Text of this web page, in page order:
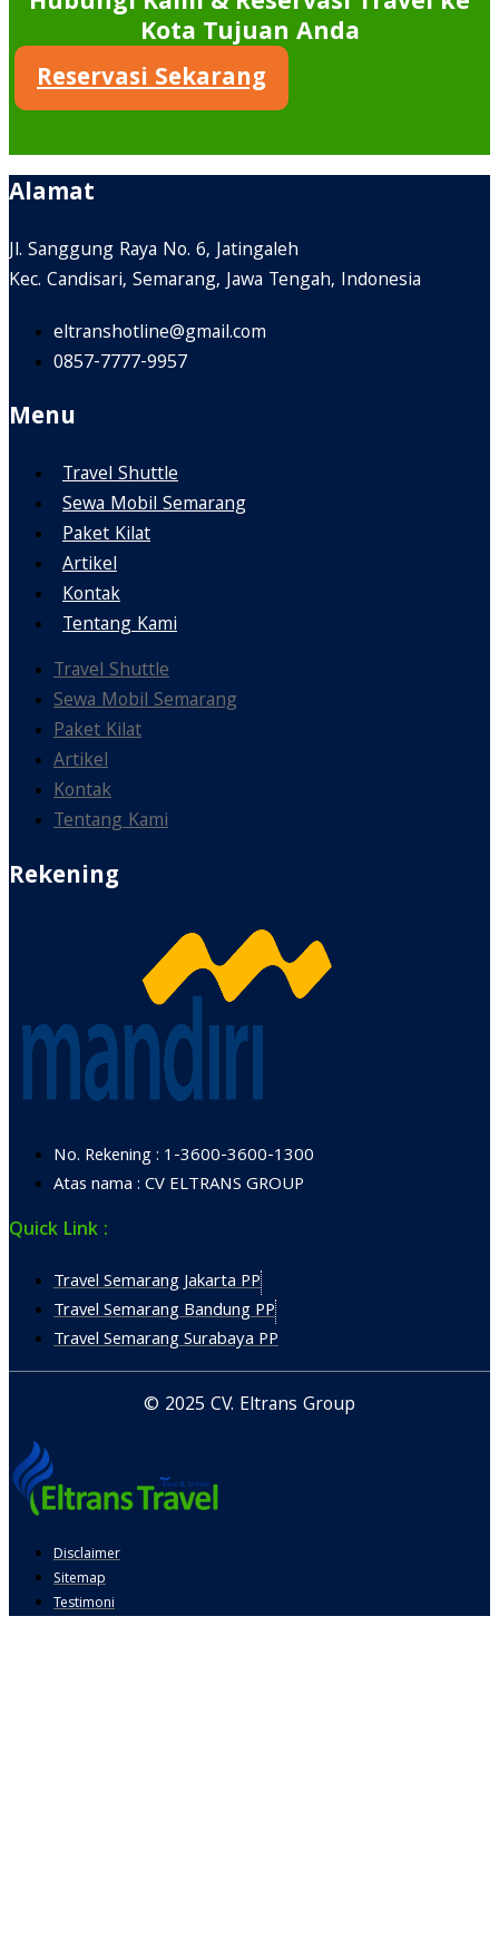
Kota Tujuan Anda
Reservasi Sekarang
Alamat
Jl. Sanggung Raya No. 6, Jatingaleh
Kec. Candisari, Semarang, Jawa Tengah, Indonesia
eltranshotline@gmail.com
0857-7777-9957
Menu
Travel Shuttle
Sewa Mobil Semarang
Paket Kilat
Artikel
Kontak
Tentang Kami
Travel Shuttle
Sewa Mobil Semarang
Paket Kilat
Artikel
Kontak
Tentang Kami
Rekening
No. Rekening : 1-3600-3600-1300
Atas nama : CV ELTRANS GROUP
Quick Link :
Travel Semarang Jakarta PP
Travel Semarang Bandung PP
Travel Semarang Surabaya PP
© 2025 CV. Eltrans Group
Disclaimer
Sitemap
Testimoni